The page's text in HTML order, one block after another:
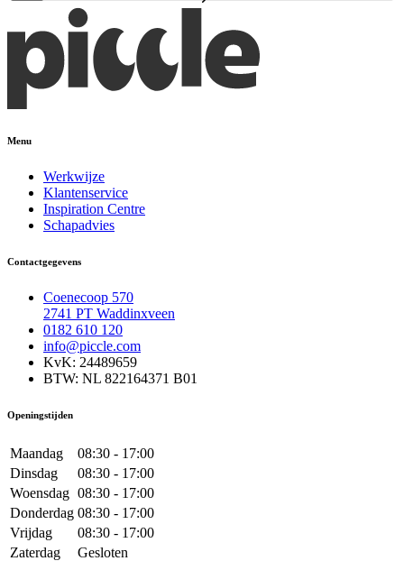
Menu
Werkwijze
Klantenservice
Inspiration Centre
Schapadvies
Contactgegevens
Coenecoop 570
2741 PT Waddinxveen
0182 610 120
info@piccle.com
KvK: 24489659
BTW: NL 822164371 B01
Openingstijden
Maandag
08:30 - 17:00
Dinsdag
08:30 - 17:00
Woensdag 08:30 - 17:00
Donderdag 08:30 - 17:00
Vrijdag
08:30 - 17:00
Zaterdag
Gesloten